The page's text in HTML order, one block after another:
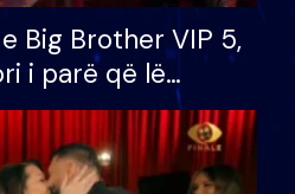
Big Brother VIP 5,
i parë që lë
mundësinë për
madh